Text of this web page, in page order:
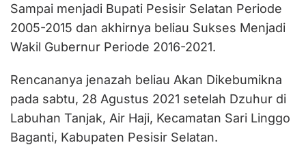
Sampai menjadi Bupati Pesisir Selatan Periode
2005-2015 dan akhirnya beliau Sukses Menjadi
Wakil Gubernur Periode 2016-2021.
Rencananya jenazah beliau Akan Dikebumikna
pada sabtu, 28 Agustus 2021 setelah Dzuhur di
Labuhan Tanjak, Air Haji, Kecamatan Sari Linggo
Baganti, Kabupaten Pesisir Selatan.